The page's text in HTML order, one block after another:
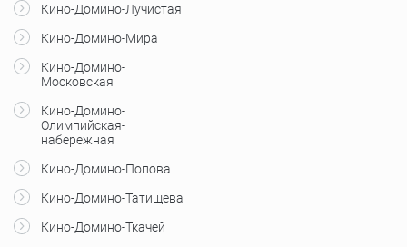
Кино-Домино-Лучистая
Кино-Домино-Мира
Кино-Домино-
Московская
Кино-Домино-
Олимпийская-
набережная
Кино-Домино-Попова
Кино-Домино-Татищева
Кино-Домино-Ткачей